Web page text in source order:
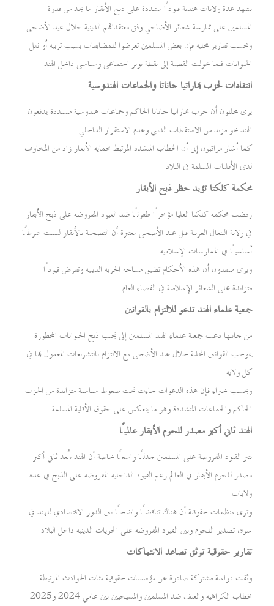
تشهد عدة ولايات هندية قيودًا مشددة على ذبح الأبقار ما يحد من قدرة
المسلمين على ممارسة شعائر الأضاحي وفق معتقداتهم الدينية خلال عيد الأضحى
وبحسب تقارير محلية فإن بعض المسلمين تعرضوا للمضايقات بسبب تربية أو نقل
الحيوانات فيما تحولت القضية إلى نقطة توتر اجتماعي وسياسي داخل الهند
انتقادات لحزب بهاراتيا جاناتا والجماعات الهندوسية
يرى محللون أن حزب بهاراتيا جاناتا الحاكم وجماعات هندوسية متشددة يدفعون
الهند نحو مزيد من الاستقطاب الديني وعدم الاستقرار الداخلي
كما أشار مراقبون إلى أن الخطاب المتشدد المرتبط بحماية الأبقار زاد من المخاوف
لدى الأقليات المسلمة في البلاد
محكمة كلكتا تؤيد حظر ذبح الأبقار
رفضت محكمة كلكتا العليا مؤخرًا طعونًا ضد القيود المفروضة على ذبح الأبقار
في ولاية البنغال الغربية قبل عيد الأضحى معتبرة أن التضحية بالأبقار ليست شرطًا
أساسيًا في الممارسات الإسلامية
ويرى منتقدون أن هذه الأحكام تضيق مساحة الحرية الدينية وتفرض قيودًا
متزايدة على الشعائر الإسلامية في الفضاء العام
جمعية علماء الهند تدعو للالتزام بالقوانين
من جانبها دعت جمعية علماء الهند المسلمين إلى تجنب ذبح الحيوانات المحظورة
بموجب القوانين المحلية خلال عيد الأضحى مع الالتزام بالتشريعات المعمول بها في
كل ولاية
وبحسب خبراء فإن هذه الدعوات جاءت تحت ضغوط سياسية متزايدة من الحزب
الحاكم والجماعات المتشددة وهو ما ينعكس على حقوق الأقلية المسلمة
الهند ثاني أكبر مصدر للحوم الأبقار عالميًا
تثير القيود المفروضة على المسلمين جدلًا واسعًا خاصة أن الهند تُعد ثاني أكبر
مصدر للحوم الأبقار في العالم رغم القيود الداخلية المفروضة على الذبح في عدة
ولايات
وترى منظمات حقوقية أن هناك تناقضًا واضحًا بين الدور الاقتصادي للهند في
سوق تصدير اللحوم وبين القيود المفروضة على الحريات الدينية داخل البلاد
تقارير حقوقية توثق تصاعد الانتهاكات
وثقت دراسة مشتركة صادرة عن مؤسسات حقوقية مئات الحوادث المرتبطة
بخطاب الكراهية والعنف ضد المسلمين والمسيحيين بين عامي 2024 و2025